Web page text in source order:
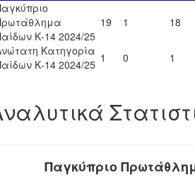
Κ-14 2024/25
19 1 18
Κατηγορία
Κ-14 2024/25 1 0 1
Παγκύπριο